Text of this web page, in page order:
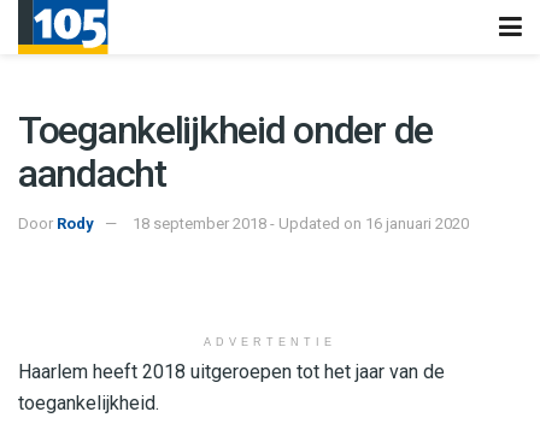
Toegankelijkheid onder de
aandacht
Door Rody 18 september 2018 - Updated on 16 januari 2020
ADVERTENTIE
Haarlem heeft 2018 uitgeroepen tot het jaar van de
toegankelijkheid.